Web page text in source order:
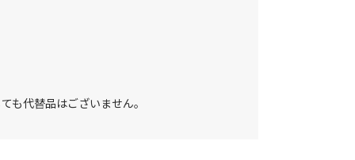
も代替品はございません。